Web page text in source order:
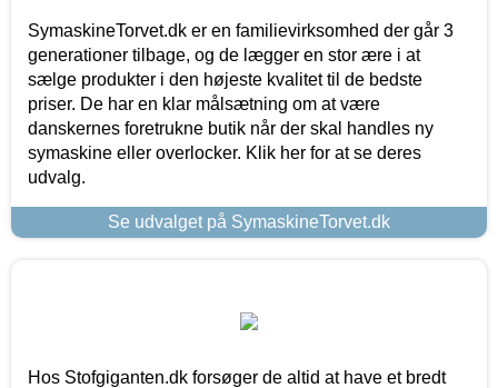
SymaskineTorvet.dk er en familievirksomhed der går 3
generationer tilbage, og de lægger en stor ære i at
sælge produkter i den højeste kvalitet til de bedste
priser. De har en klar målsætning om at være
danskernes foretrukne butik når der skal handles ny
symaskine eller overlocker. Klik her for at se deres
udvalg.
Se udvalget på SymaskineTorvet.dk
Hos Stofgiganten.dk forsøger de altid at have et bredt